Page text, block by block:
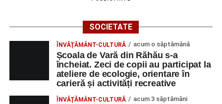
SOCIETATE
ÎNVĂȚĂMÂNT-CULTURĂ acum o săptămână
Școala de Vară din Răhău s-a
încheiat. Zeci de copii au participat la
ateliere de ecologie, orientare în
carieră și activități recreative
ÎNVĂȚĂMÂNT-CULTURĂ acum 3 săptămâni